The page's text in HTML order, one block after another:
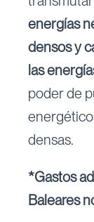
energías
densos y
las
poder de
densas.
*Gastos
Baleares